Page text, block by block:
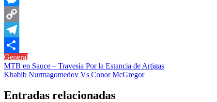
Messenger
Copy
Link
Telegram
Compartir
General
Navegación
de
entradas
MTB en Sauce – Travesía Por la Estancia de Artigas
Khabib Nurmagomedov Vs Conor McGregor
Entradas relacionadas